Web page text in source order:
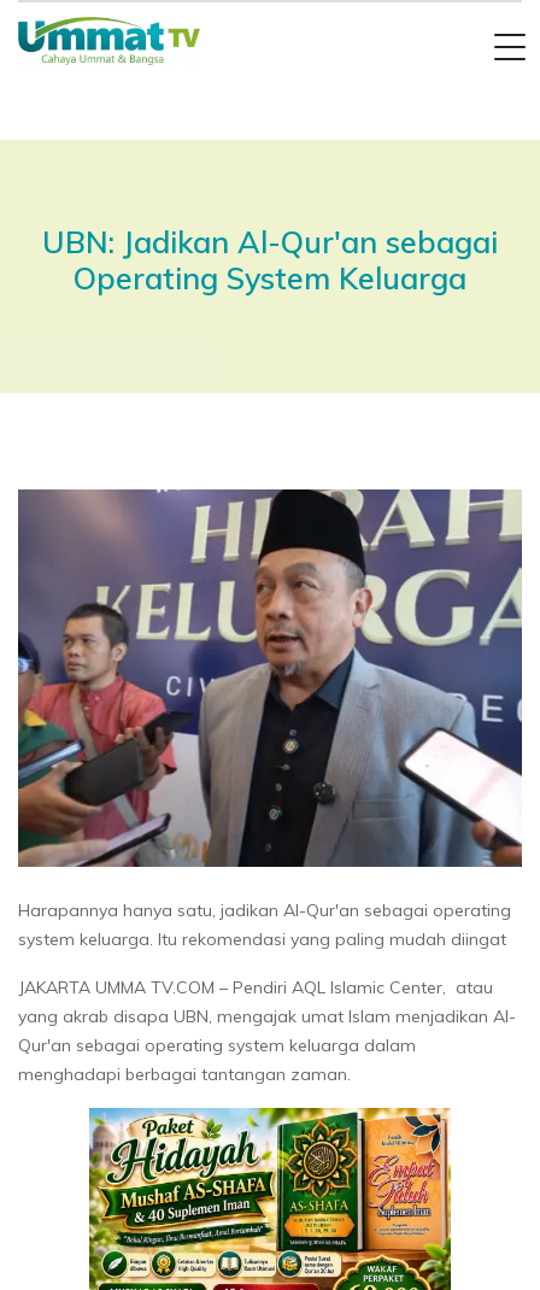
UBN: Jadikan Al-Qur'an sebagai
Operating System Keluarga
Harapannya hanya satu, jadikan Al-Qur'an sebagai operating
system keluarga. Itu rekomendasi yang paling mudah diingat
JAKARTA UMMA TV.COM – Pendiri AQL Islamic Center, atau
yang akrab disapa UBN, mengajak umat Islam menjadikan Al-
Qur'an sebagai operating system keluarga dalam
menghadapi berbagai tantangan zaman.